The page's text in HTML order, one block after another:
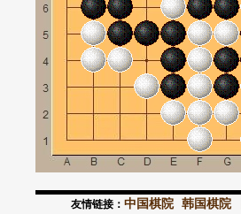
友情链接： 中国棋院 韩国棋院